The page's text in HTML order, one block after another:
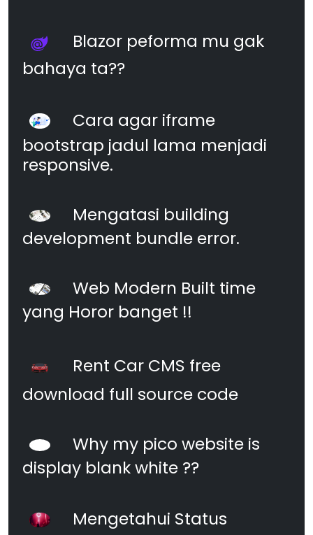
Blazor peforma mu gak
bahaya ta??
Cara agar iframe
bootstrap jadul lama menjadi
responsive.
Mengatasi building
development bundle error.
Web Modern Built time
yang Horor banget !!
Rent Car CMS free
download full source code
Why my pico website is
display blank white ??
Mengetahui Status